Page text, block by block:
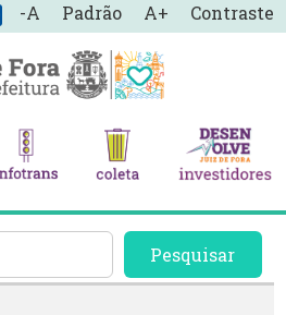
-A Padrão A+ Contraste
Pesquisar